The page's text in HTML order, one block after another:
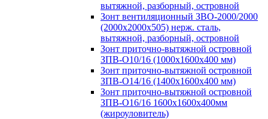
вытяжной, разборный, островной
Зонт вентиляционный ЗВО-2000/2000
(2000х2000х505) нерж. сталь,
вытяжной, разборный, островной
Зонт приточно-вытяжной островной
ЗПВ-О10/16 (1000х1600х400 мм)
Зонт приточно-вытяжной островной
ЗПВ-О14/16 (1400х1600х400 мм)
Зонт приточно-вытяжной островной
ЗПВ-О16/16 1600х1600х400мм
(жироуловитель)